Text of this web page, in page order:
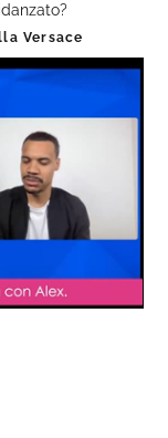
Versace